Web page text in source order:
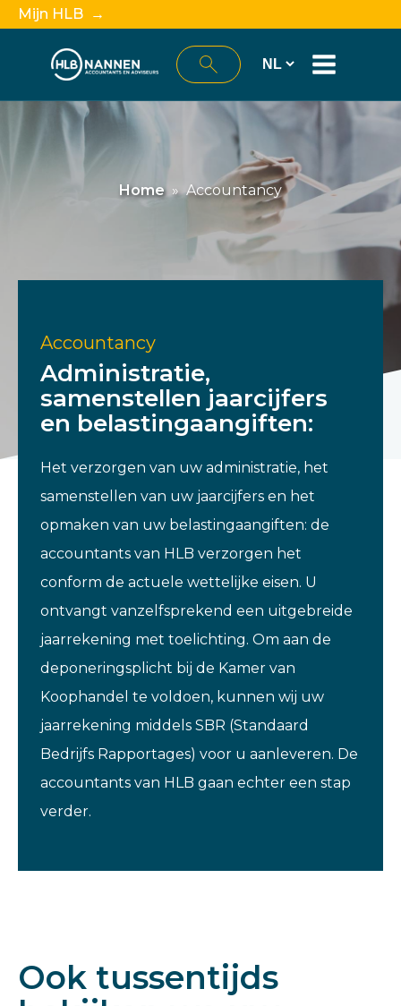
Mijn HLB →
Home » Accountancy
Accountancy
Administratie,
samenstellen jaarcijfers
en belastingaangiften:
Het verzorgen van uw administratie, het
samenstellen van uw jaarcijfers en het
opmaken van uw belastingaangiften: de
accountants van HLB verzorgen het
conform de actuele wettelijke eisen. U
ontvangt vanzelfsprekend een uitgebreide
jaarrekening met toelichting. Om aan de
deponeringsplicht bij de Kamer van
Koophandel te voldoen, kunnen wij uw
jaarrekening middels SBR (Standaard
Bedrijfs Rapportages) voor u aanleveren. De
accountants van HLB gaan echter een stap
verder.
Ook tussentijds